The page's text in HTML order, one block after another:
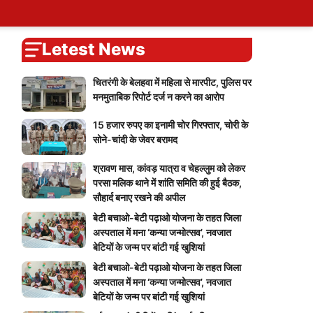
Letest News
चितरंगी के बेलहवा में महिला से मारपीट, पुलिस पर
मनमुताबिक रिपोर्ट दर्ज न करने का आरोप
15 हजार रुपए का इनामी चोर गिरफ्तार, चोरी के
सोने-चांदी के जेवर बरामद
श्रावण मास, कांवड़ यात्रा व चेहल्लुम को लेकर
परसा मलिक थाने में शांति समिति की हुई बैठक,
सौहार्द बनाए रखने की अपील
बेटी बचाओ-बेटी पढ़ाओ योजना के तहत जिला
अस्पताल में मना ‘कन्या जन्मोत्सव’, नवजात
बेटियों के जन्म पर बांटी गई खुशियां
बेटी बचाओ-बेटी पढ़ाओ योजना के तहत जिला
अस्पताल में मना ‘कन्या जन्मोत्सव’, नवजात
बेटियों के जन्म पर बांटी गई खुशियां